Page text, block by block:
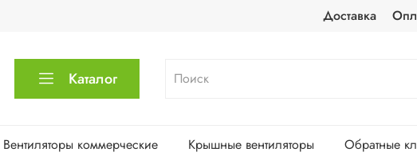
Доставка
Каталог
Вентиляторы коммерческие Крышные вентиляторы Обратные